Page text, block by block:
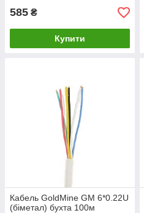
585 ₴
Купити
Кабель GoldMine GM 6*0.22U
(біметал) бухта 100м